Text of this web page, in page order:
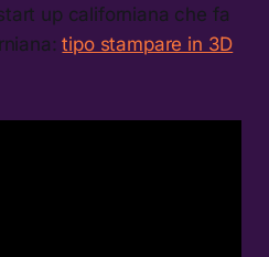
up californiana che fa
tipo stampare in 3D